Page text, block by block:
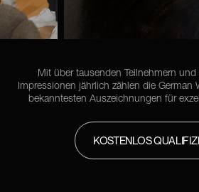
Mit über tausenden Teilnehmern
Impressionen jährlich zählen die German
bekanntesten Auszeichnungen für
KOSTENLOS